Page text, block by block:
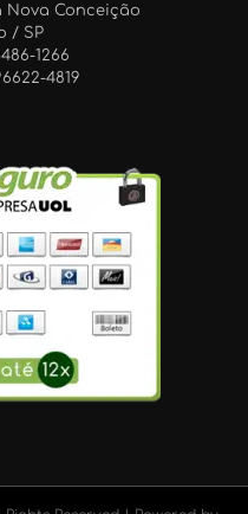
Nova Conceição
/ SP
1266
4819